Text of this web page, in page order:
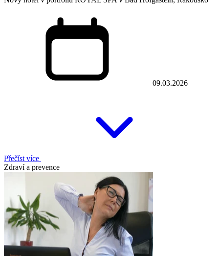
09.03.2026
Přečíst více
Zdraví a prevence